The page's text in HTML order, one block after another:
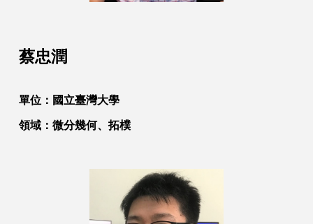
蔡忠潤
單位： 國立臺灣大學
領域：微分幾何、拓樸